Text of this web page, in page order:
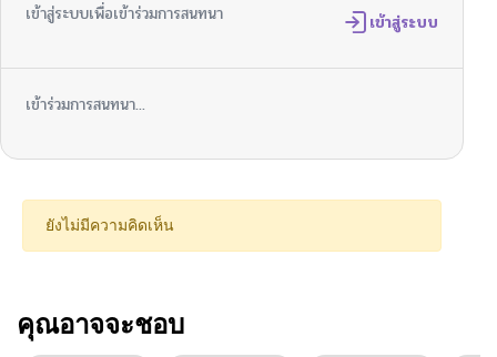
เข้าสู่ระบบเพื่อเข้าร่วมการสนทนา เข้าสู่ระบบ
เข้าร่วมการสนทนา...
ยังไม่มีความคิดเห็น
คุณอาจจะชอบ